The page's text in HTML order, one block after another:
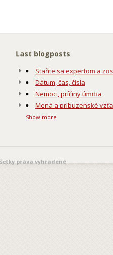
Last blogposts
Staňte sa expertom a
Dátum, čas, čísla
Nemoci, príčiny úmrtia
Mená a príbuzenské
Show more
práva vyhradené